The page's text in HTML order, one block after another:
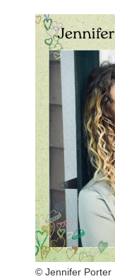
© Jennifer Porter